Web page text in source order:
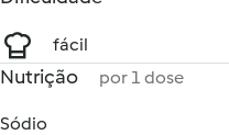
fácil
Nutrição por 1 dose
Sódio